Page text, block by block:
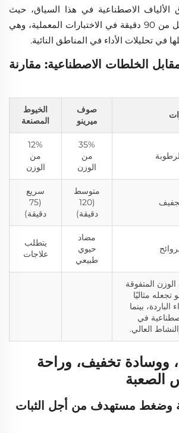
الألياف الاصطناعية في هذا السياق، حيث
تُفقد الرطوبة خلال أقل من 90 دقيقة في الاختبارات المعملية، وهي
في تحليلات الأداء في المناطق النائية.
الخلطات الاصطناعية: مقارنة
صوف
ميرينو
الخيوط
المصنعة
35%
من
الوزن
12%
من
الوزن
متوسط
(120
دقيقة)
سريع
(75
دقيقة)
مضاد
حيوي
طبيعي
يتطلب
علاجات
المتفوقة
مثاليًا
بينما
في
العالي.
ووسادة تخفيف، وراحة
الصعبة
وضغط مستهدف من أجل الثبات